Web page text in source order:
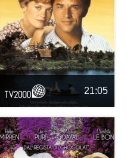
21:05